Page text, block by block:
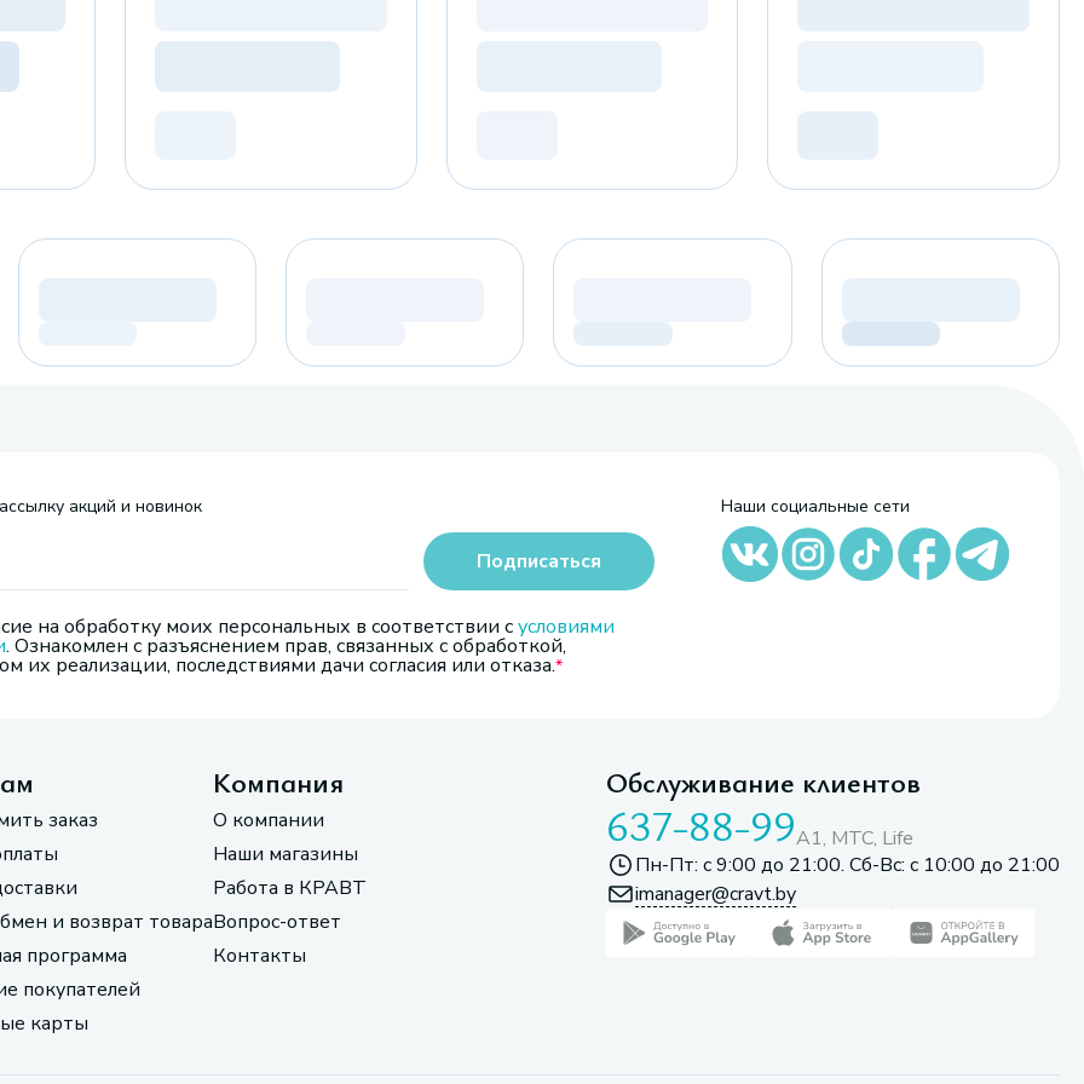
акций и новинок
на обработку моих персональных в соответствии сусловиями
. Ознакомлен с разъяснением прав, связанных с обработкой,
их реализации, последствиями дачи согласия или отказа.
Подписаться
Наши социальные сети
заказ
и возврат товара
программа
покупателей
карты
Компания
О компании
Наши магазины
Работа в КРАВТ
Вопрос-ответ
Контакты
Обслуживание клиентов
637-88-99A1, МТС, Life
Пн-Пт: с 9:00 до 21:00. Сб-Вс: с 10:00 до 21:00
imanager@cravt.by